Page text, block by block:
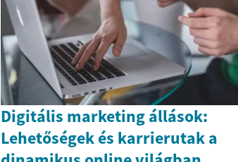
Digitális marketing állások:
Lehetőségek és karrierutak a